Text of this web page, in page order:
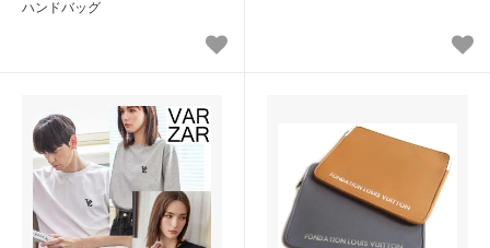
ハンドバッグ